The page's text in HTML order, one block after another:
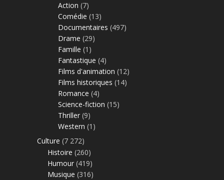
Action (7)
Comédie (13)
Documentaires (497)
Drame (29)
Famille (1)
Fantastique (4)
Films d'animation (12)
Films historiques (14)
Romance (4)
Science-fiction (15)
Thriller (9)
Western (1)
Culture (7 272)
Histoire (260)
Humour (419)
Musique (316)